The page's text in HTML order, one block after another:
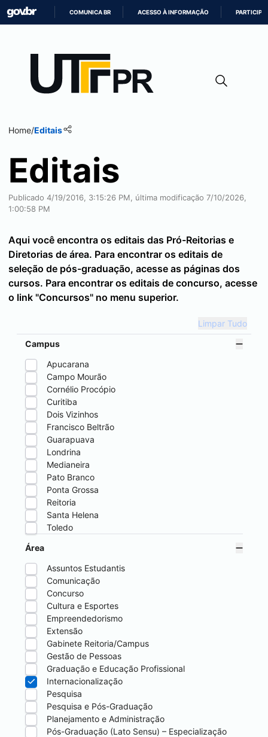
CONTEÚDO
COMUNICA BR ACESSO À INFORMAÇÃO PARTICIPE
Home/Editais
Editais
Publicado 4/19/2016, 3:15:26 PM, última modificação 7/10/2026,
1:00:58 PM
Aqui você encontra os editais das Pró-Reitorias e
Diretorias de área. Para encontrar os editais de
seleção de pós-graduação, acesse as páginas dos
cursos. Para encontrar os editais de concurso, acesse
o link "Concursos" no menu superior.
Limpar Tudo
Campus
Apucarana
Campo Mourão
Cornélio Procópio
Curitiba
Dois Vizinhos
Francisco Beltrão
Guarapuava
Londrina
Medianeira
Pato Branco
Ponta Grossa
Reitoria
Santa Helena
Toledo
Área
Assuntos Estudantis
Comunicação
Concurso
Cultura e Esportes
Empreendedorismo
Extensão
Gabinete Reitoria/Campus
Gestão de Pessoas
Graduação e Educação Profissional
Internacionalização
Pesquisa
Pesquisa e Pós-Graduação
Planejamento e Administração
Pós-Graduação (Lato Sensu) – Especialização